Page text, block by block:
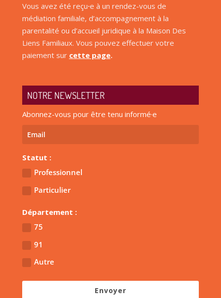
Vous avez été reçu·e à un rendez-vous de
médiation familiale, d’accompagnement à la
parentalité ou d’accueil juridique à la Maison Des
Liens Familiaux. Vous pouvez effectuer votre
paiement sur cette page.
NOTRE NEWSLETTER
Abonnez-vous pour être tenu informé·e
Statut :
Professionnel
Particulier
Département :
75
91
Autre
Envoyer